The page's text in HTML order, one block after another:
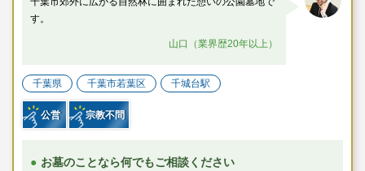
す。
山口（業界歴20年以上）
千葉県 千葉市若葉区 千城台駅
公営 宗教不問
お墓のことなら何でもご相談ください